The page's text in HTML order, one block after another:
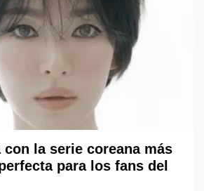
la serie coreana más
para los fans del